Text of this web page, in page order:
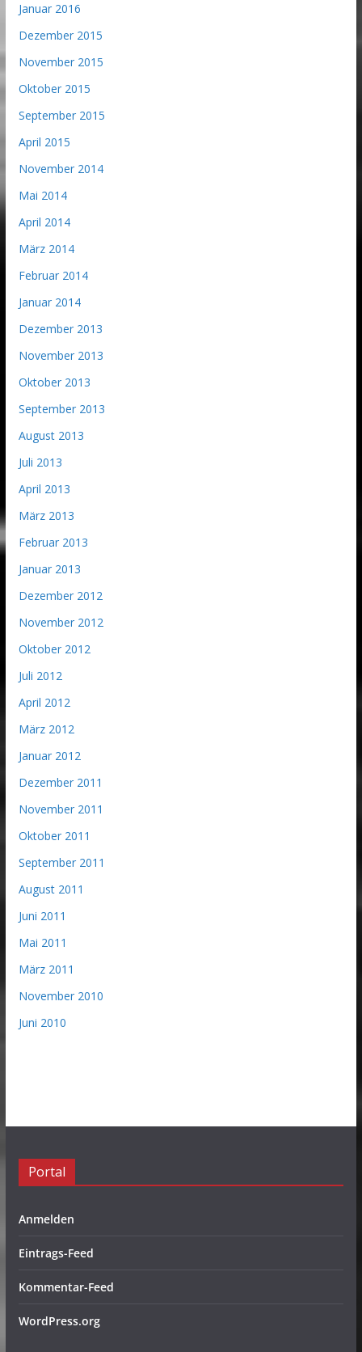
Januar 2016
Dezember 2015
November 2015
Oktober 2015
September 2015
April 2015
November 2014
Mai 2014
April 2014
März 2014
Februar 2014
Januar 2014
Dezember 2013
November 2013
Oktober 2013
September 2013
August 2013
Juli 2013
April 2013
März 2013
Februar 2013
Januar 2013
Dezember 2012
November 2012
Oktober 2012
Juli 2012
April 2012
März 2012
Januar 2012
Dezember 2011
November 2011
Oktober 2011
September 2011
August 2011
Juni 2011
Mai 2011
März 2011
November 2010
Juni 2010
Portal
Anmelden
Eintrags-Feed
Kommentar-Feed
WordPress.org